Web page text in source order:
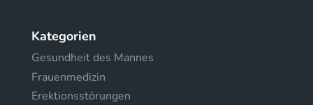
Kategorien
Gesundheit des Mannes
Frauenmedizin
Erektionsstörungen